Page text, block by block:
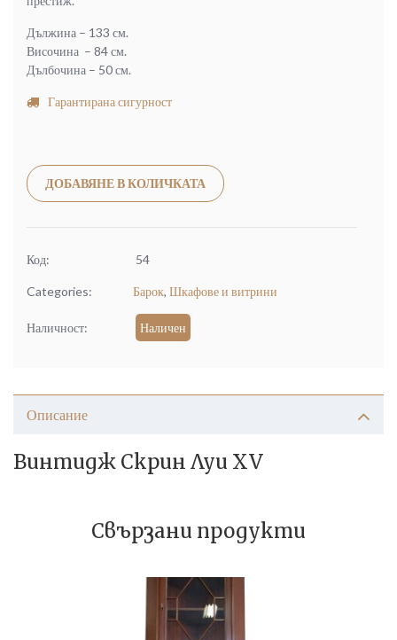
Дължина – 133 см.
Височина – 84 см.
Дълбочина – 50 см.
Гарантирана сигурност
ДОБАВЯНЕ В КОЛИЧКАТА
Код: 54
Categories: Барок, Шкафове и витрини
Наличност: Наличен
Описание
Винтидж Скрин Луи XV
Свързани продукти